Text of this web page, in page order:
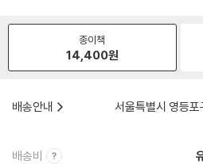
종이책
14,400원
배송안내
서울특별시 영등
배송비